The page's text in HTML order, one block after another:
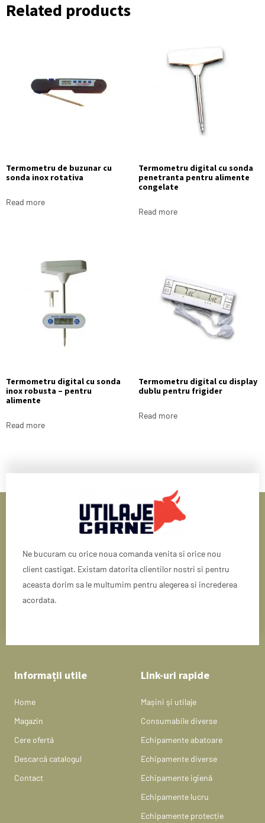
Related products
Termometru de buzunar cu
sonda inox rotativa
Read more
Termometru digital cu sonda
penetranta pentru alimente
congelate
Read more
Termometru digital cu sonda
inox robusta – pentru
alimente
Read more
Termometru digital cu display
dublu pentru frigider
Read more
Ne bucuram cu orice noua comanda venita si orice nou
client castigat. Existam datorita clientilor nostri si pentru
aceasta dorim sa le multumim pentru alegerea si increderea
acordata.
Informații utile
Home
Magazin
Cere ofertă
Descarcă catalogul
Contact
Link-uri rapide
Mașini și utilaje
Consumabile diverse
Echipamente abatoare
Echipamente diverse
Echipamente igienă
Echipamente lucru
Echipamente protecție